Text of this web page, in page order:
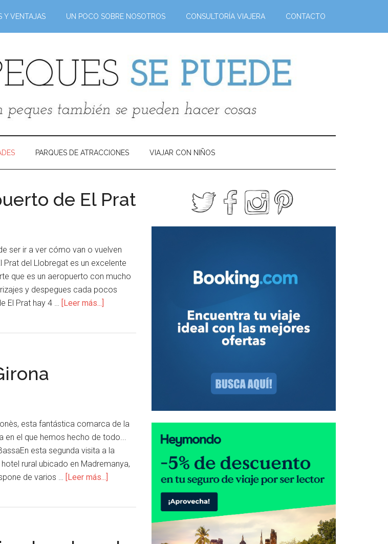
Y VENTAJAS UN POCO SOBRE NOSOTROS CONSULTORÍA VIAJERA CONTACTO
PARQUES DE ATRACCIONES VIAJAR CON NIÑOS
de El Prat
ser ir a ver cómo van o vuelven
del Llobregat es un excelente
que es un aeropuerto con mucho
y despegues cada pocos
El Prat hay 4 … [Leer más...]
esta fantástica comarca de la
en el que hemos hecho de todo...
esta segunda visita a la
rural ubicado en Madremanya,
de varios … [Leer más...]